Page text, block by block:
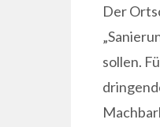
Der
sollen.